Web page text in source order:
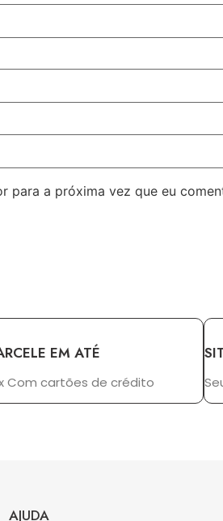
para a próxima vez que eu
EM ATÉ
Com cartões de crédito
AJUDA